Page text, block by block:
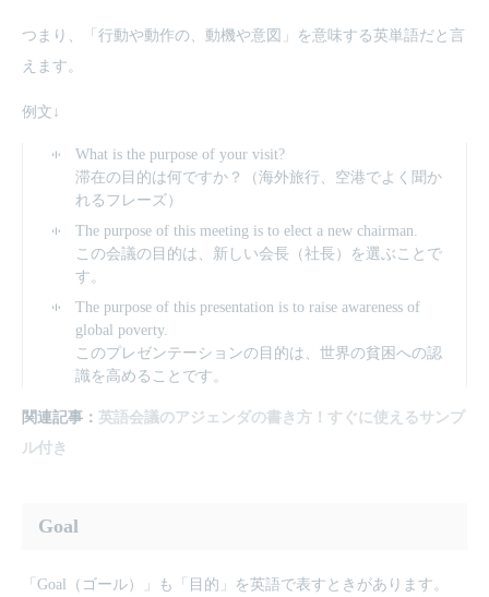
つまり、「行動や動作の、動機や意図」を意味する英単語だと言
えます。
例文↓
What is the purpose of your visit?
滞在の目的は何ですか？（海外旅行、空港でよく聞か
れるフレーズ）
The purpose of this meeting is to elect a new chairman.
この会議の目的は、新しい会長（社長）を選ぶことで
す。
The purpose of this presentation is to raise awareness of
global poverty.
このプレゼンテーションの目的は、世界の貧困への認
識を高めることです。
関連記事： 英語会議のアジェンダの書き方！すぐに使えるサンプ
ル付き
Goal
「Goal（ゴール）」も「目的」を英語で表すときがあります。